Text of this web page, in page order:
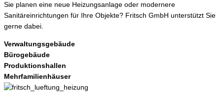
Sie planen eine neue Heizungsanlage oder modernere
Sanitäreinrichtungen für Ihre Objekte? Fritsch GmbH unterstützt Sie
gerne dabei.
Verwaltungsgebäude
Bürogebäude
Produktionshallen
Mehrfamilienhäuser